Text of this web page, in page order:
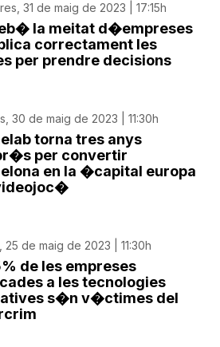
31 de maig de 2023 | 17:15h
la meitat d�empreses
correctament les
per prendre decisions
30 de maig de 2023 | 11:30h
torna tres anys
per convertir
en la �capital europa
25 de maig de 2023 | 11:30h
de les empreses
a les tecnologies
s�n v�ctimes del